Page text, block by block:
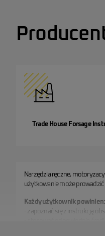
Trade House Forsage
Narzędzia ręczne,
użytkowanie może prowadzić
Każdy użytkownik powinien:
- zapoznać się z instrukcją